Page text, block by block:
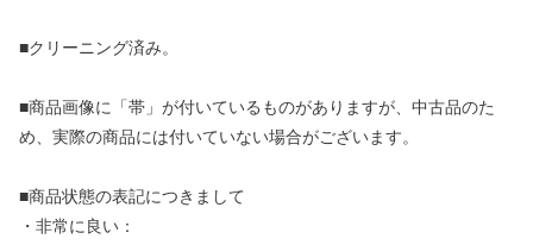
■クリーニング済み。
■商品画像に「帯」が付いているものがありますが、中古品のた
め、実際の商品には付いていない場合がございます。
■商品状態の表記につきまして
・非常に良い：